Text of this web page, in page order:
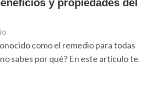
y propiedades del
como el remedio para todas
sabes por qué? En este artículo te